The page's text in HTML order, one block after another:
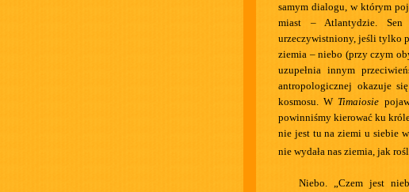
samym dialogu, w którym
miast – Atlantydzie. Sen
urzeczywistniony, jeśli tylko
ziemia – niebo (przy czym
uzupełnia innym
antropologicznej okazuje
kosmosu. W Timaiosie
powinniśmy kierować ku
nie jest tu na ziemi u siebie
nie wydała nas ziemia, jak
Niebo. „Czem jest